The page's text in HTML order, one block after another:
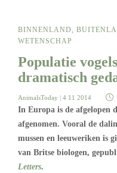
BINNENLAND,
WETENSCHAP
Populatie
dramatisch
AnimalsToday | 4 11 2014
In Europa is de afgelopen
afgenomen. Vooral de
mussen en leeuweriken is
van Britse biologen,
Letters.